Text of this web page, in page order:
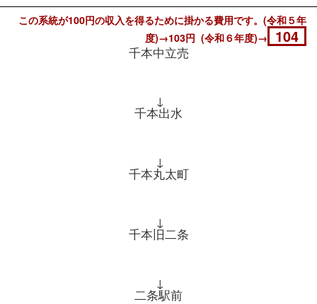
この系統が100円の収入を得るために掛かる費用です。(令和５年
度)→103円 (令和６年度)→
104
千本中立売
↓
千本出水
↓
千本丸太町
↓
千本旧二条
↓
二条駅前